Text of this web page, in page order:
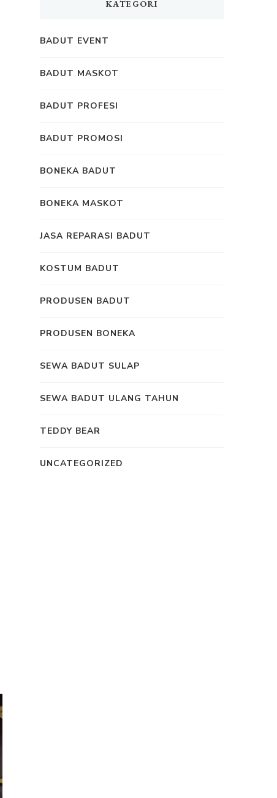
KATEGORI
BADUT EVENT
BADUT MASKOT
BADUT PROFESI
BADUT PROMOSI
BONEKA BADUT
BONEKA MASKOT
JASA REPARASI BADUT
KOSTUM BADUT
PRODUSEN BADUT
PRODUSEN BONEKA
SEWA BADUT SULAP
SEWA BADUT ULANG TAHUN
TEDDY BEAR
UNCATEGORIZED